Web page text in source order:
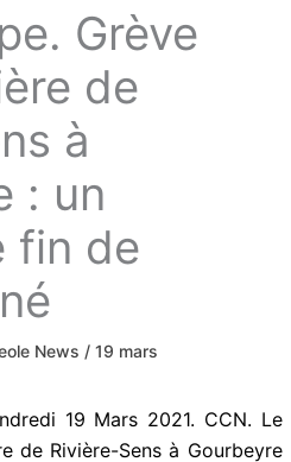
Grève
de
à
: un
fin de
News /19 mars
19 Mars 2021. CCN. Le
de Rivière-Sens à Gourbeyre